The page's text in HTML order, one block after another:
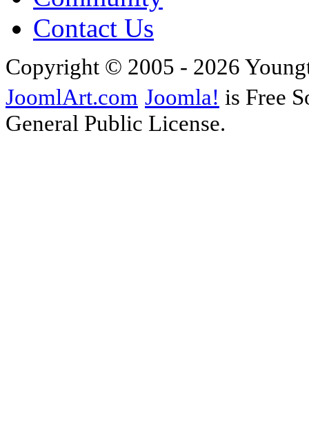
Contact Us
Copyright © 2005 - 2026
JoomlArt.com Joomla! is Free
General Public License.